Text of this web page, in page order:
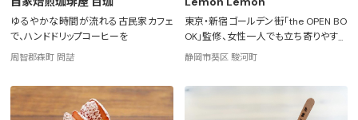
ゆるやかな時間が流れる古民家カフェ
で、ハンドドリップコーヒーを
周智郡森町 問詰
東京・新宿ゴールデン街「the OPEN BO
OK」監修、女性一人でも立ち寄りやすい
レモンサワー専門店
静岡市葵区 駿河町